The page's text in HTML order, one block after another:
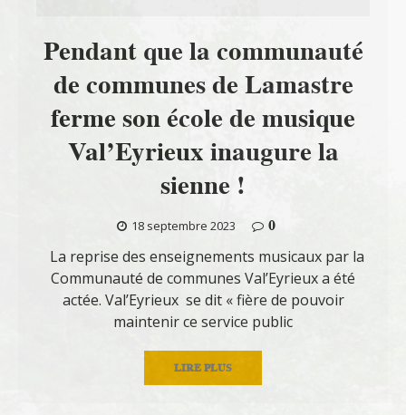
Pendant que la communauté
de communes de Lamastre
ferme son école de musique
Val’Eyrieux inaugure la
sienne !
18 septembre 2023
0
La reprise des enseignements musicaux par la
Communauté de communes Val’Eyrieux a été
actée. Val’Eyrieux se dit « fière de pouvoir
maintenir ce service public
LIRE PLUS